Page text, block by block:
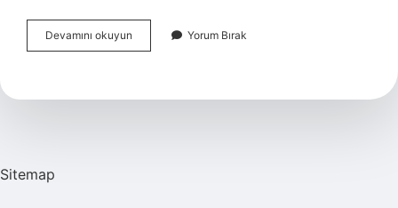
Devamını okuyun
Tatlısı
Ait
Yorum Bırak
Sitemap